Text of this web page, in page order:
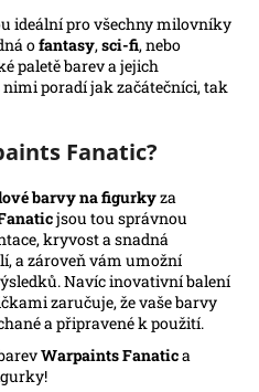
ideální pro všechny milovníky
ofantasy,sci-fi, nebo
paletě barev a jejich
poradí jak začátečníci, tak
Fanatic?
barvy na figurkyza
jsou tou správnou
kryvost a snadná
a zároveň vám umožní
Navíc inovativní balení
zaručuje, že vaše barvy
a připravené k použití.
Warpaints Fanatica